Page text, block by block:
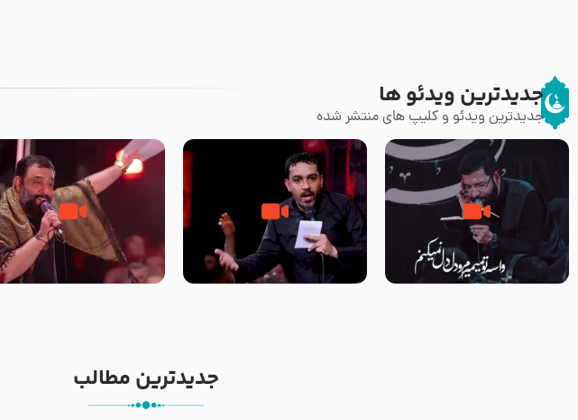
جدیدترین ویدئو ها
جدیدترین ویدئو و کلیپ های منتشر شده
مصداق کربلا – حاج حسین سیب
شور ، حسینا! به‌ حق زهرا «أُنْظُرْ
إِلَینا» – عزاداری شب هفتم ماه
جانا جانا ابی عبدالله – کربلایی
جواد مقدم – شب هشتم محرم
جدیدترین مطالب